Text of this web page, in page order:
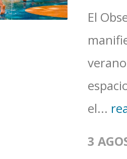
El
el...
3